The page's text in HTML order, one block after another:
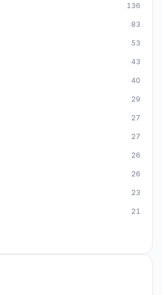
136
83
53
43
40
29
27
27
26
26
23
21